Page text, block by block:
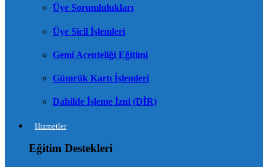
Üye Sorumlulukları
Üye Sicil İşlemleri
Gemi Acenteliği Eğitimi
Gümrük Kartı İşlemleri
Dahilde İşleme İzni (DİR)
Hizmetler
Eğitim Destekleri